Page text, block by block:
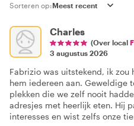
Sorteren op:
Charles
(Over local
3 augustus 2026
Fabrizio was uitstekend, ik zou
hem iedereen aan. Geweldige
plekken die we zelf nooit
adresjes met heerlijk eten. Hij
interesses en wist zelfs onze